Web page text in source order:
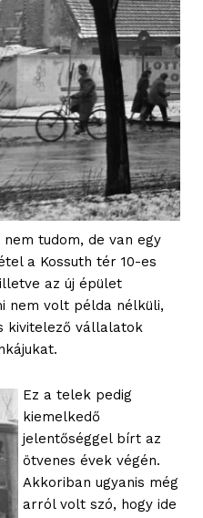
tudom, de van egy
a Kossuth tér 10-es
az új épület
nem volt példa nélküli,
kivitelező vállalatok
Ez a telek pedig
kiemelkedő
jelentőséggel bírt az
ötvenes évek végén.
Akkoriban ugyanis még
arról volt szó, hogy ide